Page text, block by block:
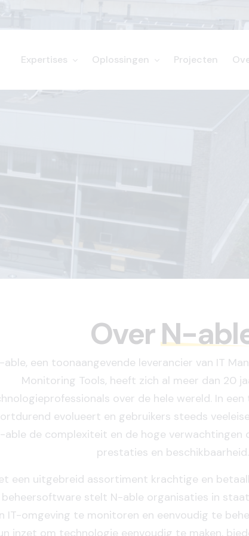
Expertises Oplossingen Projecten
OverN-
able, een toonaangevende leverancier van IT
Monitoring Tools, heeft zich al meer dan 20
over de hele wereld. In
evolueert en gebruikers steeds
able de complexiteit en de hoge verwachtingen
prestaties en beschikbaarheid.
een uitgebreid assortiment krachtige en
beheersoftware stelt N-able organisaties in
IT-omgeving te monitoren en eenvoudig te
inzet om technologie eenvoudig te maken,